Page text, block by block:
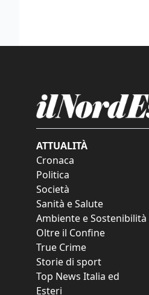
ATTUALITÀ
Cronaca
Politica
Società
Sanità e Salute
Ambiente e Sostenibilità
Oltre il Confine
True Crime
Storie di sport
Top News Italia ed
Esteri